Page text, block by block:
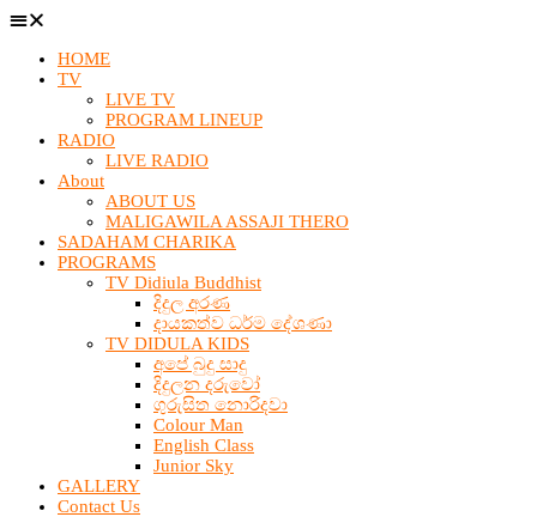
HOME
TV
LIVE TV
PROGRAM LINEUP
RADIO
LIVE RADIO
About
ABOUT US
MALIGAWILA ASSAJI THERO
SADAHAM CHARIKA
PROGRAMS
TV Didiula Buddhist
දිදුල අරණ
දායකත්ව ධර්ම දේශණා
TV DIDULA KIDS
අපේ බුදු සාදු
දිදුලන දරුවෝ
ගුරුසිත නොරිදවා
Colour Man
English Class
Junior Sky
GALLERY
Contact Us